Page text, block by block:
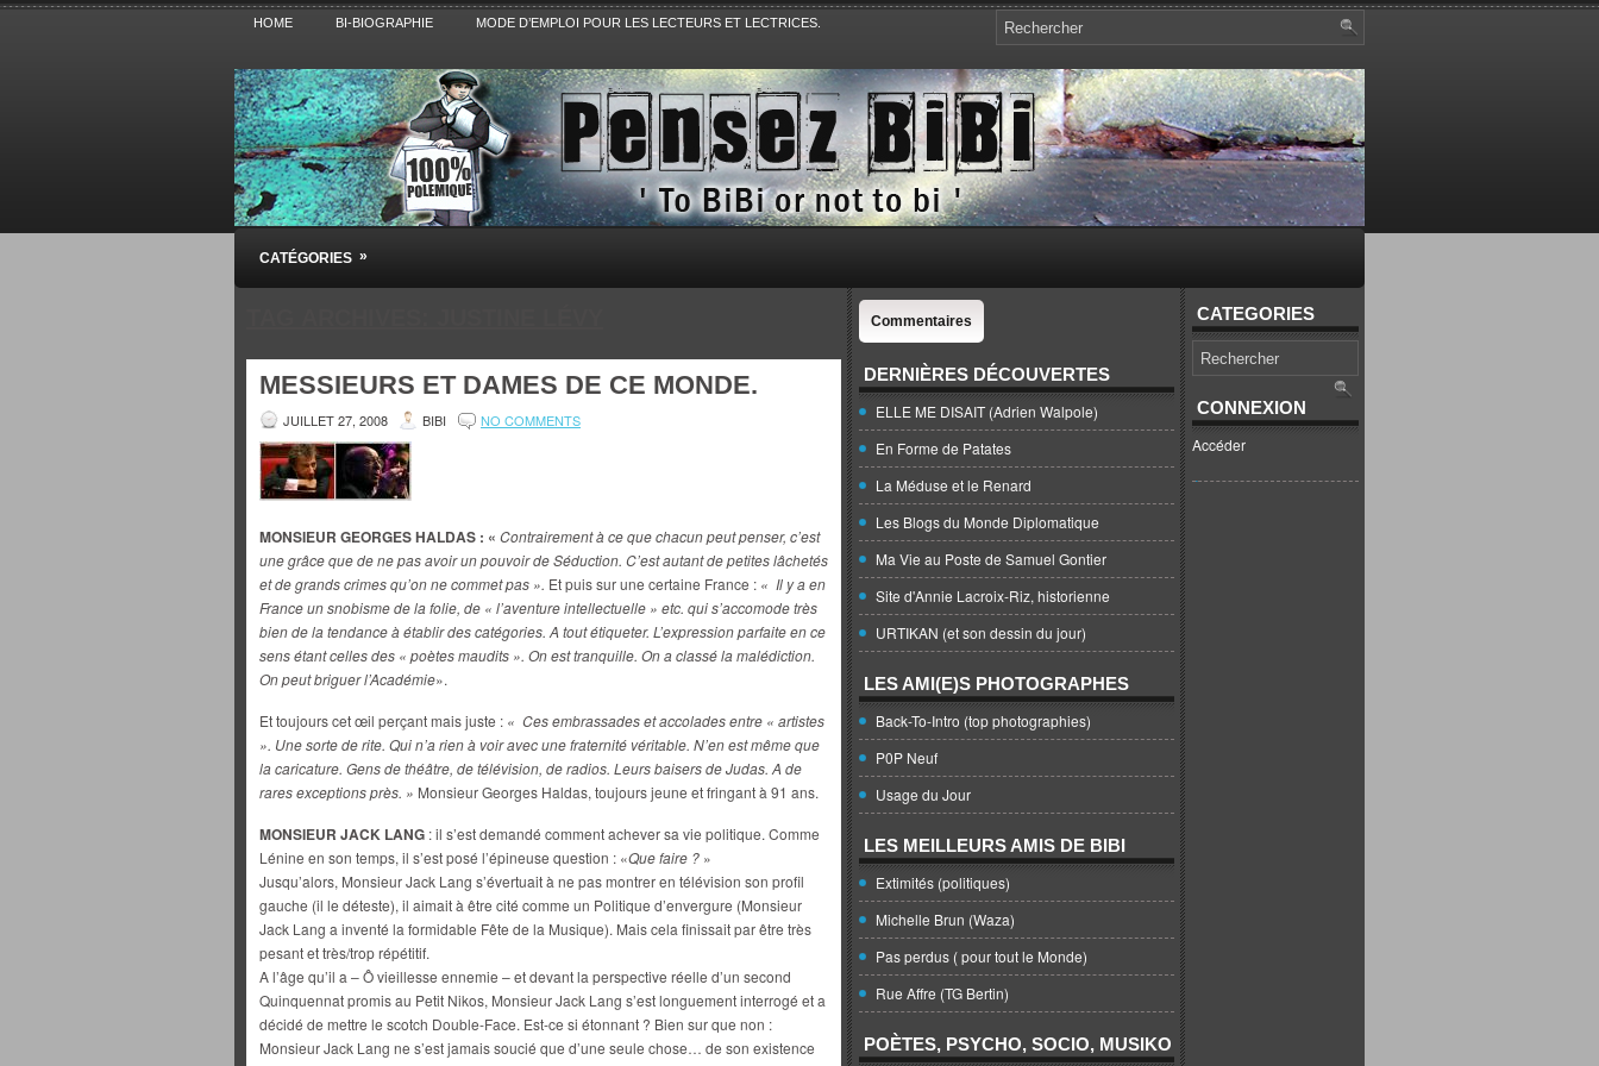
HOME BI-BIOGRAPHIE MODE D’EMPLOI POUR LES LECTEURS ET LECTRICES.
Pensez BiBi
Blog polémique sur l'Actualité, la Culture, la Politique, le Sport,. Avec Revue de presse et de blogs.
CATÉGORIES »
MESSIEURS ET DAMES DE CE MONDE.
JUILLET 27, 2008 BIBI NO COMMENTS
MONSIEUR GEORGES HALDAS : « Contrairement à ce que chacun peut penser, c’est
une grâce que de ne pas avoir un pouvoir de Séduction. C’est autant de petites lâchetés
et de grands crimes qu’on ne commet pas ». Et puis sur une certaine France : « Il y a en
France un snobisme de la folie, de « l’aventure intellectuelle » etc. qui s’accomode très
bien de la tendance à établir des catégories. A tout étiqueter. L’expression parfaite en ce
sens étant celles des « poètes maudits ». On est tranquille. On a classé la malédiction.
On peut briguer l’Académie».
Et toujours cet œil perçant mais juste : « Ces embrassades et accolades entre « artistes
». Une sorte de rite. Qui n’a rien à voir avec une fraternité véritable. N’en est même que
la caricature. Gens de théâtre, de télévision, de radios. Leurs baisers de Judas. A de
rares exceptions près. » Monsieur Georges Haldas, toujours jeune et fringant à 91 ans.
MONSIEUR JACK LANG : il s’est demandé comment achever sa vie politique. Comme
Lénine en son temps, il s’est posé l’épineuse question : «Que faire ? »
Jusqu’alors, Monsieur Jack Lang s’évertuait à ne pas montrer en télévision son profil
gauche (il le déteste), il aimait à être cité comme un Politique d’envergure (Monsieur
Jack Lang a inventé la formidable Fête de la Musique). Mais cela finissait par être très
pesant et très/trop répétitif.
A l’âge qu’il a – Ô vieillesse ennemie – et devant la perspective réelle d’un second
Quinquennat promis au Petit Nikos, Monsieur Jack Lang s’est longuement interrogé et a
décidé de mettre le scotch Double-Face. Est-ce si étonnant ? Bien sur que non :
Monsieur Jack Lang ne s’est jamais soucié que d’une seule chose… de son existence
Commentaires
DERNIÈRES DÉCOUVERTES
ELLE ME DISAIT (Adrien Walpole)
En Forme de Patates
La Méduse et le Renard
Les Blogs du Monde Diplomatique
Ma Vie au Poste de Samuel Gontier
Site d'Annie Lacroix-Riz, historienne
URTIKAN (et son dessin du jour)
LES AMI(E)S PHOTOGRAPHES
Back-To-Intro (top photographies)
P0P Neuf
Usage du Jour
LES MEILLEURS AMIS DE BIBI
Extimités (politiques)
Michelle Brun (Waza)
Pas perdus ( pour tout le Monde)
Rue Affre (TG Bertin)
POÈTES, PSYCHO, SOCIO, MUSIKO
CATEGORIES
CONNEXION
Accéder